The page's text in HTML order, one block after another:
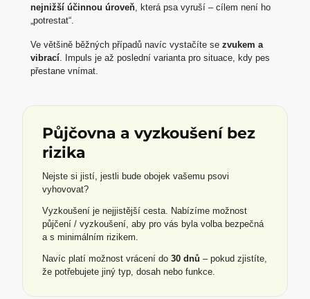
nejnižší účinnou úroveň , která psa vyruší – cílem není ho
„potrestat“.
Ve většině běžných případů navíc vystačíte se zvukem a
vibrací . Impuls je až poslední varianta pro situace, kdy pes
přestane vnímat.
Půjčovna a vyzkoušení bez
rizika
Nejste si jistí, jestli bude obojek vašemu psovi
vyhovovat?
Vyzkoušení je nejjistější cesta. Nabízíme možnost
půjčení / vyzkoušení, aby pro vás byla volba bezpečná
a s minimálním rizikem.
Navíc platí možnost vrácení do 30 dnů – pokud zjistíte,
že potřebujete jiný typ, dosah nebo funkce.